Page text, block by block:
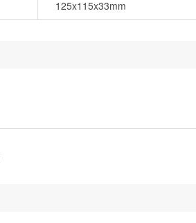
125x115x33mm